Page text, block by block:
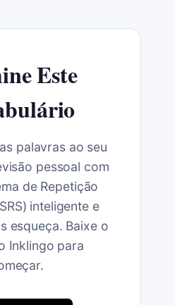
Este
palavras ao seu
pessoal com
de Repetição
inteligente e
esqueça. Baixe o
Inklingo para